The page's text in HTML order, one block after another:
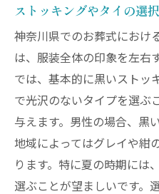
ストッキングやタイの選択
神奈川県でのお葬式におけ
は、服装全体の印象を左右
では、基本的に黒いストッ
で光沢のないタイプを選ぶ
与えます。男性の場合、黒
地域によってはグレイや紺
ります。特に夏の時期には
選ぶことが望ましいです。